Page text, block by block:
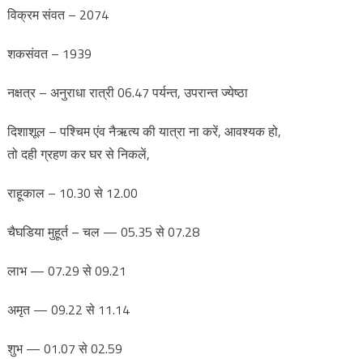
विक्रम संवत – 2074
शकसंवत – 1939
नक्षत्र – अनुराधा रात्री 06.47 पर्यन्त, उपरान्त ज्येष्ठा
दिशाशूल – पश्चिम एंव नैऋत्य की यात्रा ना करें, आवश्यक हो,
तो दही ग्रहण कर घर से निकलें,
राहूकाल – 10.30 से 12.00
चैघडिया मुहूर्त – चल — 05.35 से 07.28
लाभ — 07.29 से 09.21
अमृत — 09.22 से 11.14
शुभ — 01.07 से 02.59